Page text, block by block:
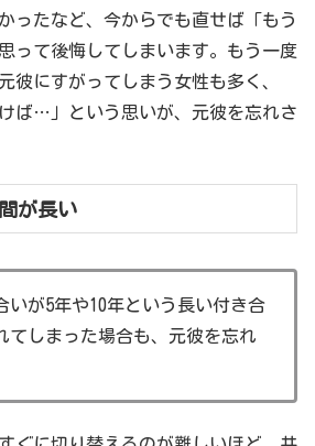
ったなど、今からでも直せば「もう
って後悔してしまいます。もう一度
彼にすがってしまう女性も多く、
ば…」という思いが、元彼を忘れさ
が長い
いが5年や10年という長い付き合
てしまった場合も、元彼を忘れ